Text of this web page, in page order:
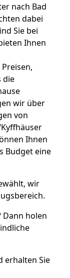
nach Bad
dabei
Sie bei
Ihnen
die
wir über
von
Ihnen
Budget eine
wir
Dann holen
erhalten Sie